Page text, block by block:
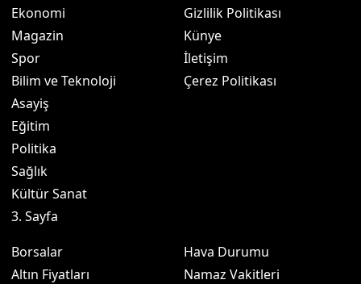
Ekonomi
Magazin
Spor
Bilim ve Teknoloji
Asayiş
Eğitim
Politika
Sağlık
Kültür Sanat
3. Sayfa
Gizlilik Politikası
Künye
İletişim
Çerez Politikası
Borsalar
Altın Fiyatları
Hava Durumu
Namaz Vakitleri